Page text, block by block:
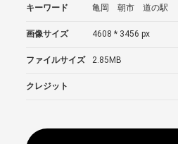
キーワード 亀岡 朝市 道の駅
画像サイズ 4608 * 3456 px
ファイルサイズ 2.85MB
クレジット